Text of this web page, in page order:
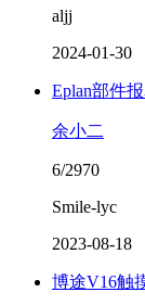
aljj
2024-01-30
Eplan部件
余小二
6/2970
Smile-lyc
2023-08-18
博途V16触